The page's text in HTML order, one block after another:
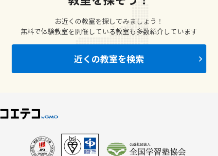
お近くの教室を探してみましょう！
無料で体験教室を開催している教室も多数紹介しています
近くの教室を検索